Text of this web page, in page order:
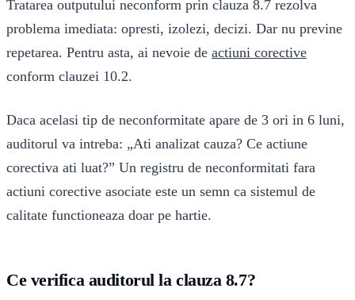
Tratarea outputului neconform prin clauza 8.7 rezolva
problema imediata: opresti, izolezi, decizi. Dar nu previne
repetarea. Pentru asta, ai nevoie de actiuni corective
conform clauzei 10.2.
Daca acelasi tip de neconformitate apare de 3 ori in 6 luni,
auditorul va intreba: „Ati analizat cauza? Ce actiune
corectiva ati luat?” Un registru de neconformitati fara
actiuni corective asociate este un semn ca sistemul de
calitate functioneaza doar pe hartie.
Ce verifica auditorul la clauza 8.7?